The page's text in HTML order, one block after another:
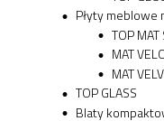
Płyty meblowe
TOP MAT
MAT
MAT
TOP GLASS
Blaty